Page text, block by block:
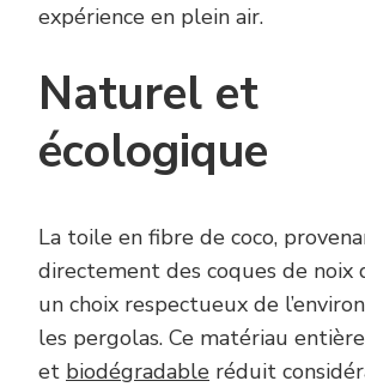
expérience en plein air.
Naturel et
écologique
La toile en fibre de coco,
directement des coques de noix
un choix respectueux de
les pergolas. Ce matériau
et biodégradable réduit